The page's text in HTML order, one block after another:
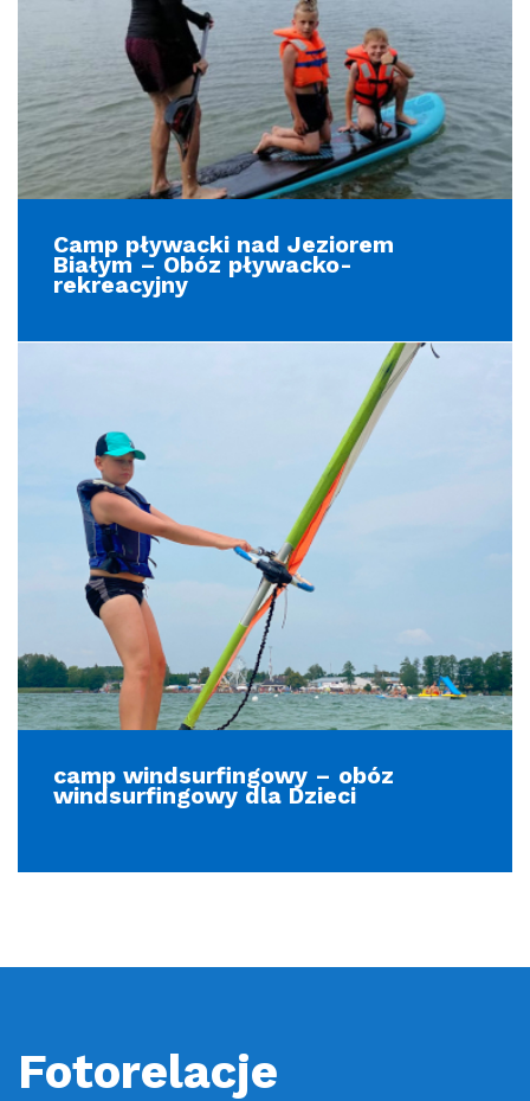
Camp pływacki nad Jeziorem
Białym – Obóz pływacko-
rekreacyjny
camp windsurfingowy – obóz
windsurfingowy dla Dzieci
Fotorelacje